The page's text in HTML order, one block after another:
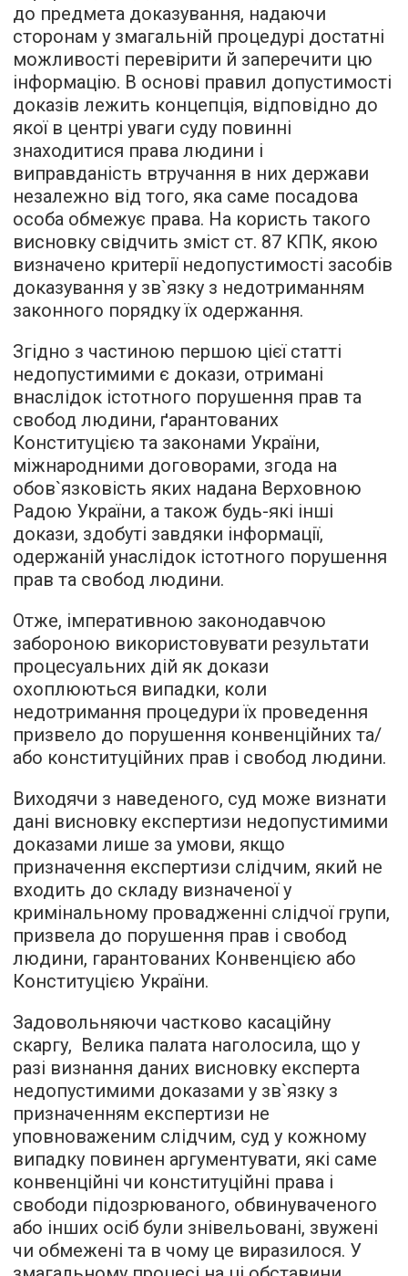
до предмета доказування, надаючи
сторонам у змагальній процедурі достатні
можливості перевірити й заперечити цю
інформацію. В основі правил допустимості
доказів лежить концепція, відповідно до
якої в центрі уваги суду повинні
знаходитися права людини і
виправданість втручання в них держави
незалежно від того, яка саме посадова
особа обмежує права. На користь такого
висновку свідчить зміст ст. 87 КПК, якою
визначено критерії недопустимості засобів
доказування у зв`язку з недотриманням
законного порядку їх одержання.
Згідно з частиною першою цієї статті
недопустимими є докази, отримані
внаслідок істотного порушення прав та
свобод людини, ґарантованих
Конституцією та законами України,
міжнародними договорами, згода на
обов`язковість яких надана Верховною
Радою України, а також будь-які інші
докази, здобуті завдяки інформації,
одержаній унаслідок істотного порушення
прав та свобод людини.
Отже, імперативною законодавчою
забороною використовувати результати
процесуальних дій як докази
охоплюються випадки, коли
недотримання процедури їх проведення
призвело до порушення конвенційних та/
або конституційних прав і свобод людини.
Виходячи з наведеного, суд може визнати
дані висновку експертизи недопустимими
доказами лише за умови, якщо
призначення експертизи слідчим, який не
входить до складу визначеної у
кримінальному провадженні слідчої групи,
призвела до порушення прав і свобод
людини, гарантованих Конвенцією або
Конституцією України.
Задовольняючи частково касаційну
скаргу, Велика палата наголосила, що у
разі визнання даних висновку експерта
недопустимими доказами у зв`язку з
призначенням експертизи не
уповноваженим слідчим, суд у кожному
випадку повинен аргументувати, які саме
конвенційні чи конституційні права і
свободи підозрюваного, обвинуваченого
або інших осіб були знівельовані, звужені
чи обмежені та в чому це виразилося. У